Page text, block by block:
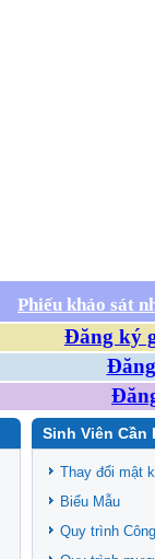
Phiếu khảo sát
Đăng ký
Sinh Viên Cần
Thay đổi mật
Biểu Mẫu
Quy trình